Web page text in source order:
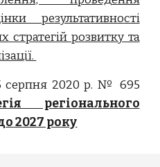
результативності
стратегій розвитку та
серпня 2020 р. № 695
регіонального
2027 року